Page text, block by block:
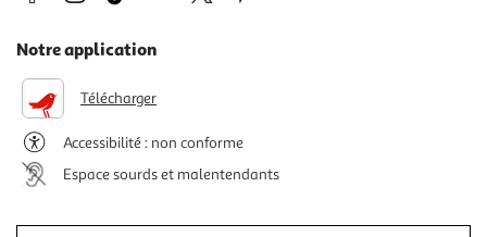
Notre application
Télécharger
Accessibilité : non conforme
Espace sourds et malentendants